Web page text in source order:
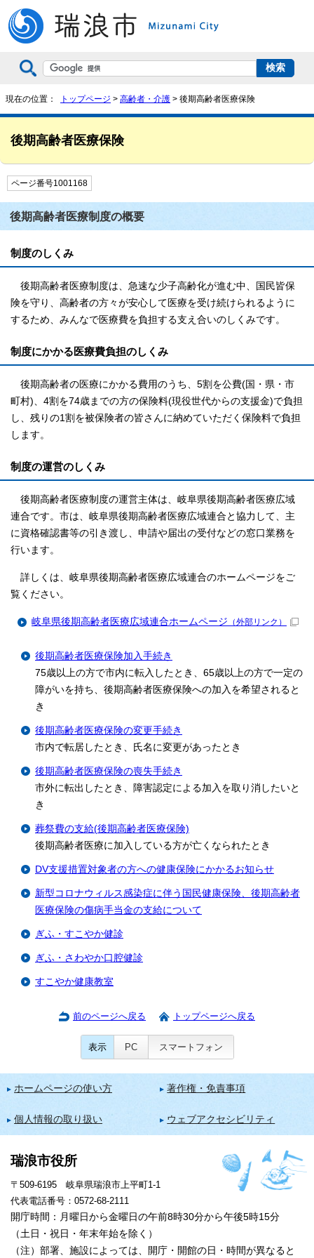
現在の位置： トップページ > 高齢者・介護 > 後期高齢者医療保険
後期高齢者医療保険
ページ番号1001168
後期高齢者医療制度の概要
制度のしくみ
後期高齢者医療制度は、急速な少子高齢化が進む中、国民皆保
険を守り、高齢者の方々が安心して医療を受け続けられるように
するため、みんなで医療費を負担する支え合いのしくみです。
制度にかかる医療費負担のしくみ
後期高齢者の医療にかかる費用のうち、5割を公費(国・県・市
町村)、4割を74歳までの方の保険料(現役世代からの支援金)で負担
し、残りの1割を被保険者の皆さんに納めていただく保険料で負担
します。
制度の運営のしくみ
後期高齢者医療制度の運営主体は、岐阜県後期高齢者医療広域
連合です。市は、岐阜県後期高齢者医療広域連合と協力して、主
に資格確認書等の引き渡し、申請や届出の受付などの窓口業務を
行います。
詳しくは、岐阜県後期高齢者医療広域連合のホームページをご
覧ください。
岐阜県後期高齢者医療広域連合ホームページ （外部リンク）
後期高齢者医療保険加入手続き
75歳以上の方で市内に転入したとき、65歳以上の方で一定の
障がいを持ち、後期高齢者医療保険への加入を希望されると
き
後期高齢者医療保険の変更手続き
市内で転居したとき、氏名に変更があったとき
後期高齢者医療保険の喪失手続き
市外に転出したとき、障害認定による加入を取り消したいと
き
葬祭費の支給(後期高齢者医療保険)
後期高齢者医療に加入している方が亡くなられたとき
DV支援措置対象者の方への健康保険にかかるお知らせ
新型コロナウィルス感染症に伴う国民健康保険、後期高齢者
医療保険の傷病手当金の支給について
ぎふ・すこやか健診
ぎふ・さわやか口腔健診
すこやか健康教室
前のページへ戻る トップページへ戻る
表示 PC スマートフォン
ホームページの使い方 著作権・免責事項
個人情報の取り扱い ウェブアクセシビリティ
瑞浪市役所
〒509-6195 岐阜県瑞浪市上平町1-1
代表電話番号：0572-68-2111
開庁時間：月曜日から金曜日の午前8時30分から午後5時15分
（土日・祝日・年末年始を除く）
（注）部署、施設によっては、開庁・開館の日・時間が異なると